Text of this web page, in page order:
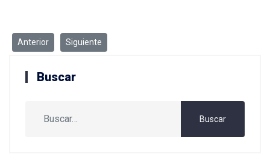
Artículo anterior: SIGIS y Paraíso F.C. Sub-Campeones del Torneo
Anterior Artículo siguiente: SIGIS y PARAÍSO F.C.,
Siguiente
Buscar
Buscar